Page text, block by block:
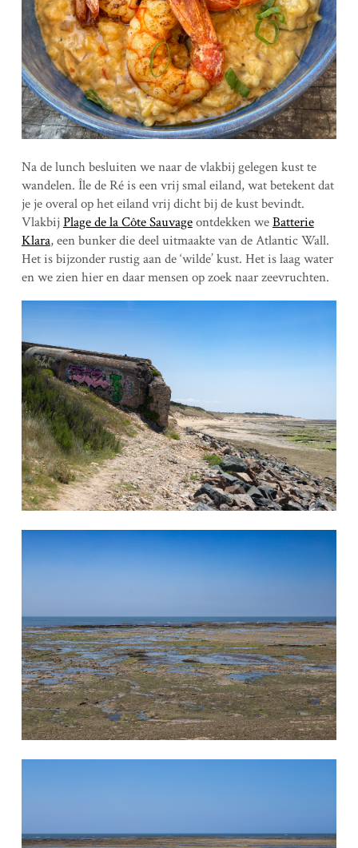
Na de lunch besluiten we naar de vlakbij gelegen kust te
wandelen. Île de Ré is een vrij smal eiland, wat betekent dat
je je overal op het eiland vrij dicht bij de kust bevindt.
VlakbijPlage de la Côte Sauvageontdekken weBatterie
Klara, een bunker die deel uitmaakte van de Atlantic Wall.
Het is bijzonder rustig aan de ‘wilde’ kust. Het is laag water
en we zien hier en daar mensen op zoek naar zeevruchten.